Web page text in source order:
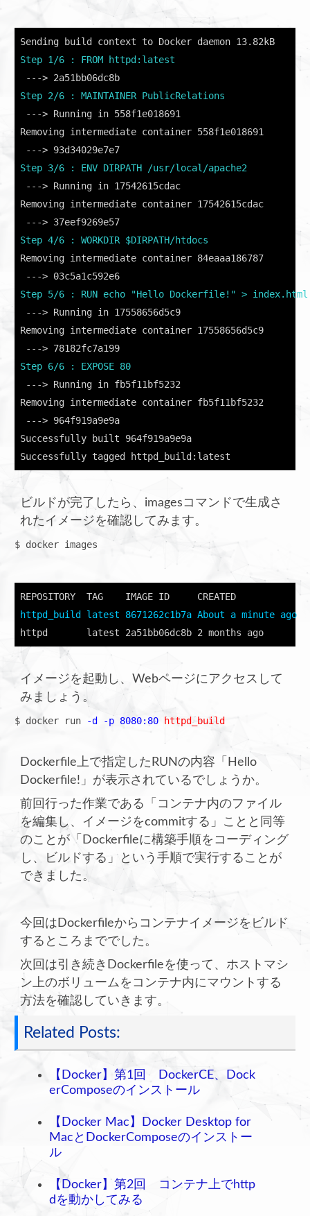
Sending build context to Docker daemon 13.82kB
Step 1/6 : FROM httpd:latest
---> 2a51bb06dc8b
Step 2/6 : MAINTAINER PublicRelations
---> Running in 558f1e018691
Removing intermediate container 558f1e018691
---> 93d34029e7e7
Step 3/6 : ENV DIRPATH /usr/local/apache2
---> Running in 17542615cdac
Removing intermediate container 17542615cdac
---> 37eef9269e57
Step 4/6 : WORKDIR $DIRPATH/htdocs
Removing intermediate container 84eaaa186787
---> 03c5a1c592e6
Step 5/6 : RUN echo "Hello Dockerfile!" > index.html
---> Running in 17558656d5c9
Removing intermediate container 17558656d5c9
---> 78182fc7a199
Step 6/6 : EXPOSE 80
---> Running in fb5f11bf5232
Removing intermediate container fb5f11bf5232
---> 964f919a9e9a
Successfully built 964f919a9e9a
Successfully tagged httpd_build:latest
ビルドが完了したら、imagesコマンドで生成さ
れたイメージを確認してみます。
$ docker images
REPOSITORY  TAG    IMAGE ID     CREATED
httpd_build latest 8671262c1b7a About a minute ago
httpd       latest 2a51bb06dc8b 2 months ago
イメージを起動し、Webページにアクセスして
みましょう。
$ docker run -d -p 8080:80 httpd_build
Dockerfile上で指定したRUNの内容「Hello
Dockerfile!」が表示されているでしょうか。
前回行った作業である「コンテナ内のファイル
を編集し、イメージをcommitする」ことと同等
のことが「Dockerfileに構築手順をコーディング
し、ビルドする」という手順で実行することが
できました。
今回はDockerfileからコンテナイメージをビルド
するところまででした。
次回は引き続きDockerfileを使って、ホストマシ
ン上のボリュームをコンテナ内にマウントする
方法を確認していきます。
Related Posts:
【Docker】第1回 DockerCE、Dock
erComposeのインストール
【Docker Mac】Docker Desktop for
MacとDockerComposeのインストー
ル
【Docker】第2回 コンテナ上でhttp
dを動かしてみる